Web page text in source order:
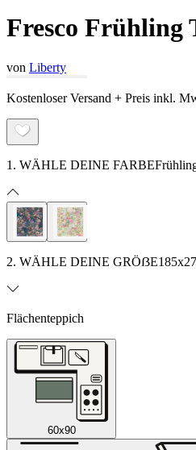
Fresco Frühling
von Liberty
Kostenloser Versand + Preis inkl.
1. WÄHLE DEINE FARBE
2. WÄHLE DEINE GRÖẞE
Flächenteppich
60x90